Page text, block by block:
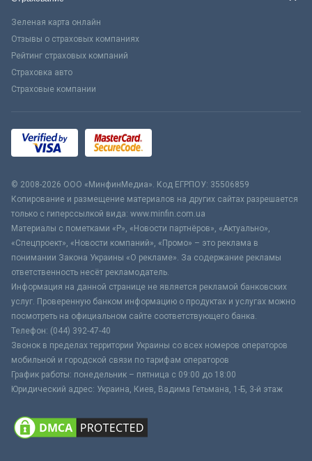
Зеленая карта онлайн
Отзывы о страховых компаниях
Рейтинг страховых компаний
Страховка авто
Страховые компании
© 2008-2026 ООО «МинфинМедиа». Код ЕГРПОУ: 35506859
Копирование и размещение материалов на других сайтах разрешается
только с гиперссылкой вида: www.minfin.com.ua
Материалы с пометками «Р», «Новости партнёров», «Актуально»,
«Спецпроект», «Новости компаний», «Промо» – это реклама в
понимании Закона Украины «О рекламе». За содержание рекламы
ответственность несёт рекламодатель.
Информация на данной странице не является рекламой банковских
услуг. Проверенную банком информацию о продуктах и услугах можно
посмотреть на официальном сайте соответствующего банка.
Телефон: (044) 392-47-40
Звонок в пределах территории Украины со всех номеров операторов
мобильной и городской связи по тарифам операторов
График работы: понедельник – пятница с 09:00 до 18:00
Юридический адрес: Украина, Киев, Вадима Гетьмана, 1-Б, 3-й этаж